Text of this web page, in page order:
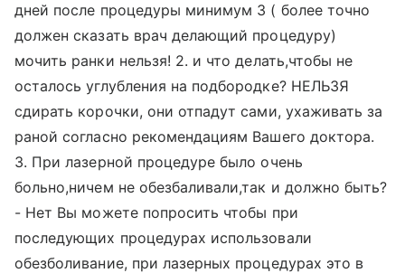
дней после процедуры минимум 3 ( более точно
должен сказать врач делающий процедуру)
мочить ранки нельзя! 2. и что делать,чтобы не
осталось углубления на подбородке? НЕЛЬЗЯ
сдирать корочки, они отпадут сами, ухаживать за
раной согласно рекомендациям Вашего доктора.
3. При лазерной процедуре было очень
больно,ничем не обезбаливали,так и должно быть?
- Нет Вы можете попросить чтобы при
последующих процедурах использовали
обезболивание, при лазерных процедурах это в